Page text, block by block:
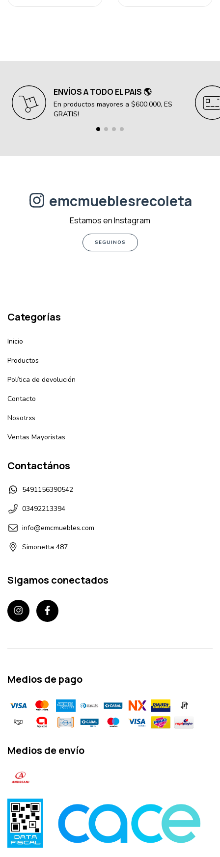
ENVÍOS A TODO EL PAIS 🌎
En productos mayores a $600.000, ES
GRATIS!
emcmueblesrecoleta
Estamos en Instagram
SEGUINOS
Categorías
Inicio
Productos
Política de devolución
Contacto
Nosotrxs
Ventas Mayoristas
Contactános
5491156390542
03492213394
info@emcmuebles.com
Simonetta 487
Sigamos conectados
Medios de pago
Medios de envío